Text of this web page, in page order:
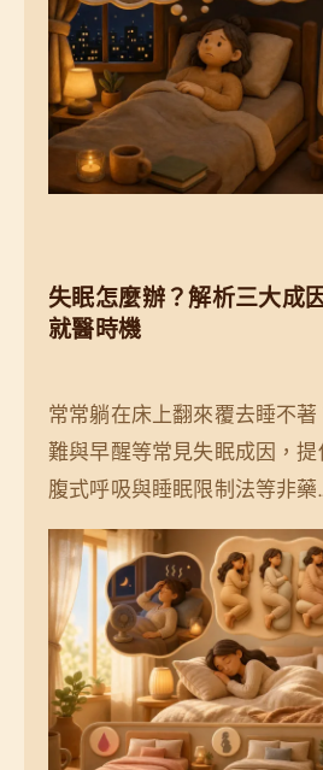
失眠怎麼辦？解析三大成
就醫時機
常常躺在床上翻來覆去睡不
難與早醒等常見失眠成因，提
腹式呼吸與睡眠限制法等非藥